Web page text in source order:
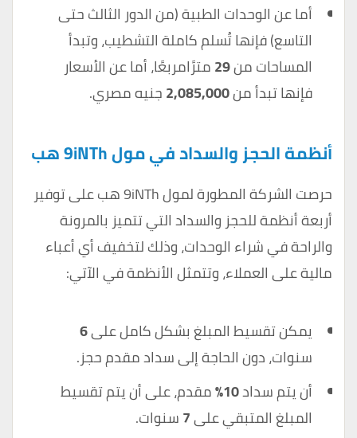
أما عن الوحدات الطبية (من الدور الثالث حتى
التاسع) فإنها تُسلم كاملة التشطيب، وتبدأ
المساحات من29مترًامربعًا، أما عن الأسعار
فإنها تبدأ من2,085,000جنيه مصري.
أنظمة الحجز والسداد في مول 9iNTh هب
حرصت الشركة المطورة لمول 9iNTh هب على توفير
أربعة أنظمة للحجز والسداد التي تتميز بالمرونة
والراحة في شراء الوحدات، وذلك لتخفيف أي أعباء
مالية على العملاء، وتتمثل الأنظمة في الآتي:
يمكن تقسيط المبلغ بشكل كامل على6
سنوات، دون الحاجة إلى سداد مقدم حجز.
أن يتم سداد10% مقدم، على أن يتم تقسيط
المبلغ المتبقي على7سنوات.